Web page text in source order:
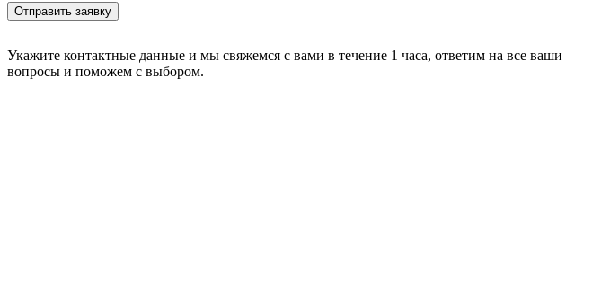
Укажите контактные данные и мы свяжемся с вами в течение 1 часа, ответим на все ваши
вопросы и поможем с выбором.